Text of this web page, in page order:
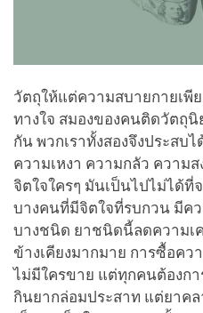
วัตถุให้แต่ความสบายกายเพี
ทางใจ สมองของคนติดวัตถุนิ
กัน พวกเราทั้งสองจึงประสบ
ความเหงา ความกลัว ความ
จิตใจใครๆ มันเป็นไปไม่ได้ที่
บางคนที่มีจิตใจที่รบกวน มีค
บางชนิด ยาชนิดนี้ลดความเ
ข้างเคียงมากมาย การซื้อคว
ไม่มีใครขาย แต่ทุกคนต้องก
กินยากล่อมประสาท แต่ยาค